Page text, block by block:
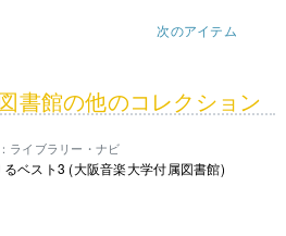
次のアイテム
書館の他のコレクション
ライブラリー・ナビ
ベスト3 (大阪音楽大学付属図書館)